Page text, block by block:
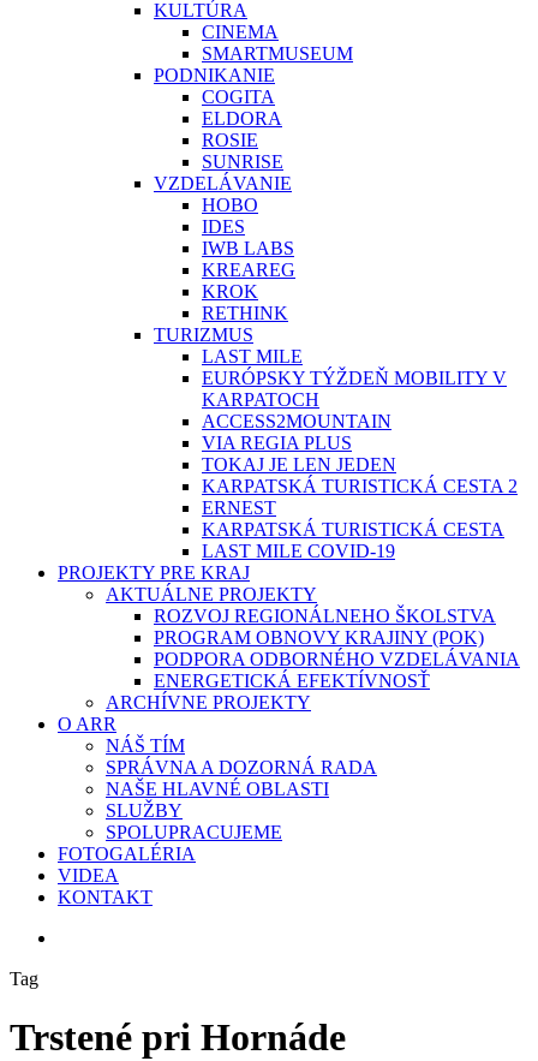
KULTÚRA
CINEMA
SMARTMUSEUM
PODNIKANIE
COGITA
ELDORA
ROSIE
SUNRISE
VZDELÁVANIE
HOBO
IDES
IWB LABS
KREAREG
KROK
RETHINK
TURIZMUS
LAST MILE
EURÓPSKY TÝŽDEŇ MOBILITY V
KARPATOCH
ACCESS2MOUNTAIN
VIA REGIA PLUS
TOKAJ JE LEN JEDEN
KARPATSKÁ TURISTICKÁ CESTA 2
ERNEST
KARPATSKÁ TURISTICKÁ CESTA
LAST MILE COVID-19
PROJEKTY PRE KRAJ
AKTUÁLNE PROJEKTY
ROZVOJ REGIONÁLNEHO ŠKOLSTVA
PROGRAM OBNOVY KRAJINY (POK)
PODPORA ODBORNÉHO VZDELÁVANIA
ENERGETICKÁ EFEKTÍVNOSŤ
ARCHÍVNE PROJEKTY
O ARR
NÁŠ TÍM
SPRÁVNA A DOZORNÁ RADA
NAŠE HLAVNÉ OBLASTI
SLUŽBY
SPOLUPRACUJEME
FOTOGALÉRIA
VIDEA
KONTAKT
Tag
Trstené pri Hornáde